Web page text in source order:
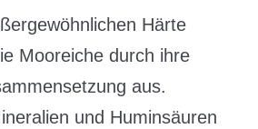
Härte
Mooreiche durch ihre
aus.
und Huminsäuren